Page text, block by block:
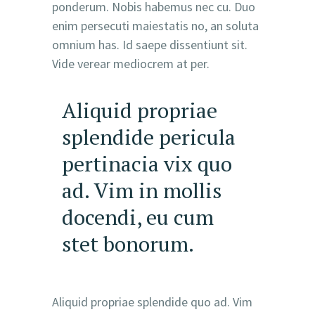
ponderum. Nobis habemus nec cu. Duo
enim persecuti maiestatis no, an soluta
omnium has. Id saepe dissentiunt sit.
Vide verear mediocrem at per.
Aliquid propriae
splendide pericula
pertinacia vix quo
ad. Vim in mollis
docendi, eu cum
stet bonorum.
Aliquid propriae splendide quo ad. Vim